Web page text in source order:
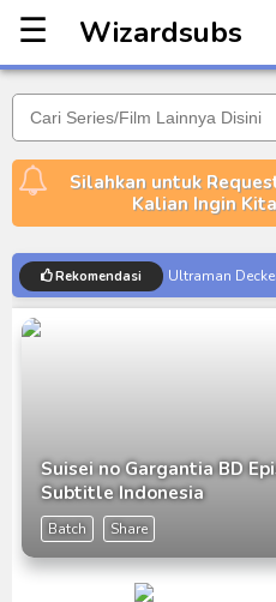
Wizardsubs
☰
Silahkan untuk
Kalian Ingin
Rekomendasi
Ultraman
Indonesia
Venom The
Kraven The
Evil BD Subtitle
[Reupload]
Suisei no Gargantia BD
Subtitle Indonesia
Batch Share